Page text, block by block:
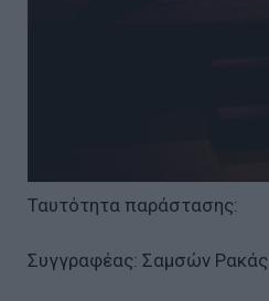
Ταυτότητα παράστασης:
Συγγραφέας: Σαμσών Ρακάς